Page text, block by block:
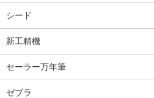
シード
新工精機
セーラー万年筆
ゼブラ